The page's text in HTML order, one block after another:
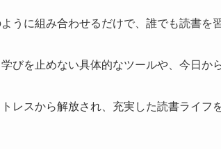
うに組み合わせるだけで、誰でも読書を
びを止めない具体的なツールや、今日か
レスから解放され、充実した読書ライフ